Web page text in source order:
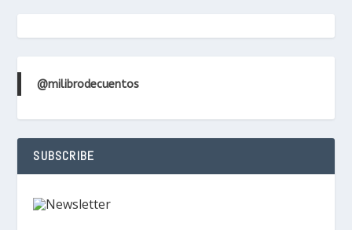
@milibrodecuentos
SUBSCRIBE